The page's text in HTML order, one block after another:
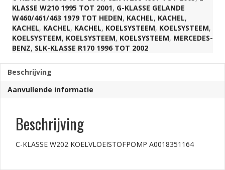
KLASSE W210 1995 TOT 2001, G-KLASSE GELANDE
W460/461/463 1979 TOT HEDEN, KACHEL, KACHEL,
KACHEL, KACHEL, KACHEL, KOELSYSTEEM, KOELSYSTEEM,
KOELSYSTEEM, KOELSYSTEEM, KOELSYSTEEM, MERCEDES-
BENZ, SLK-KLASSE R170 1996 TOT 2002
Beschrijving
Aanvullende informatie
Beschrijving
C-KLASSE W202 KOELVLOEISTOFPOMP A0018351164